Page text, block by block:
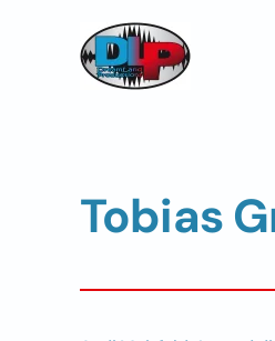
Skip to main content
Tobias